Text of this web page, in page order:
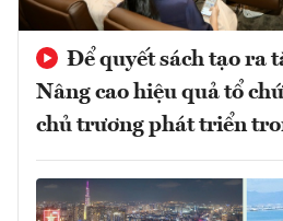
Để quyết sách tạo ra
Nâng cao hiệu quả tổ
chủ trương phát triển